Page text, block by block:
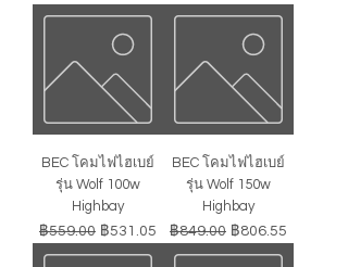
BEC โคมไฟไฮเบย์
รุ่น Wolf 100w
Highbay
ราคาปกติ
฿559.00 ราคาขายลด
฿531.05
BEC โคมไฟไฮเบย์
รุ่น Wolf 150w
Highbay
ราคาปกติ
฿849.00 ราคาขายลด
฿806.55